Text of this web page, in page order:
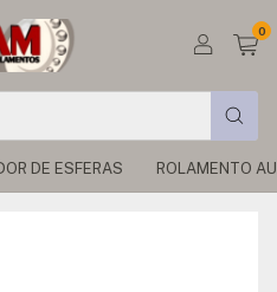
0
DE ESFERAS ROLAMENTO